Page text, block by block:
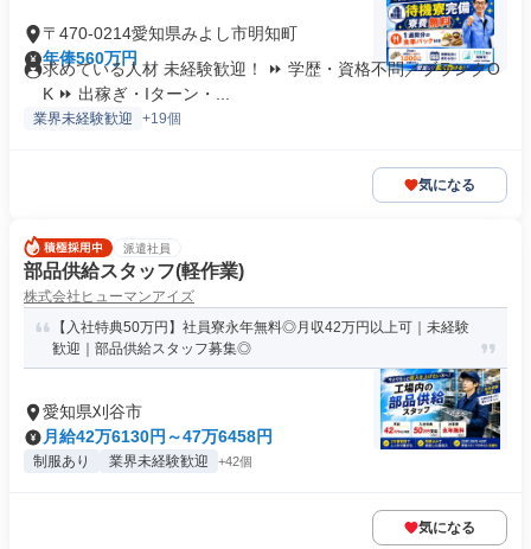
〒470-0214愛知県みよし市明知町
年俸560万円
求めている人材 未経験歓迎！ ⏩ 学歴・資格不問／ブランクO
K ⏩ 出稼ぎ・Iターン・...
業界未経験歓迎 +19個
気になる
派遣社員
部品供給スタッフ(軽作業)
株式会社ヒューマンアイズ
【入社特典50万円】社員寮永年無料◎月収42万円以上可｜未経験
歓迎｜部品供給スタッフ募集◎
愛知県刈谷市
月給42万6130円～47万6458円
制服あり 業界未経験歓迎 +42個
気になる